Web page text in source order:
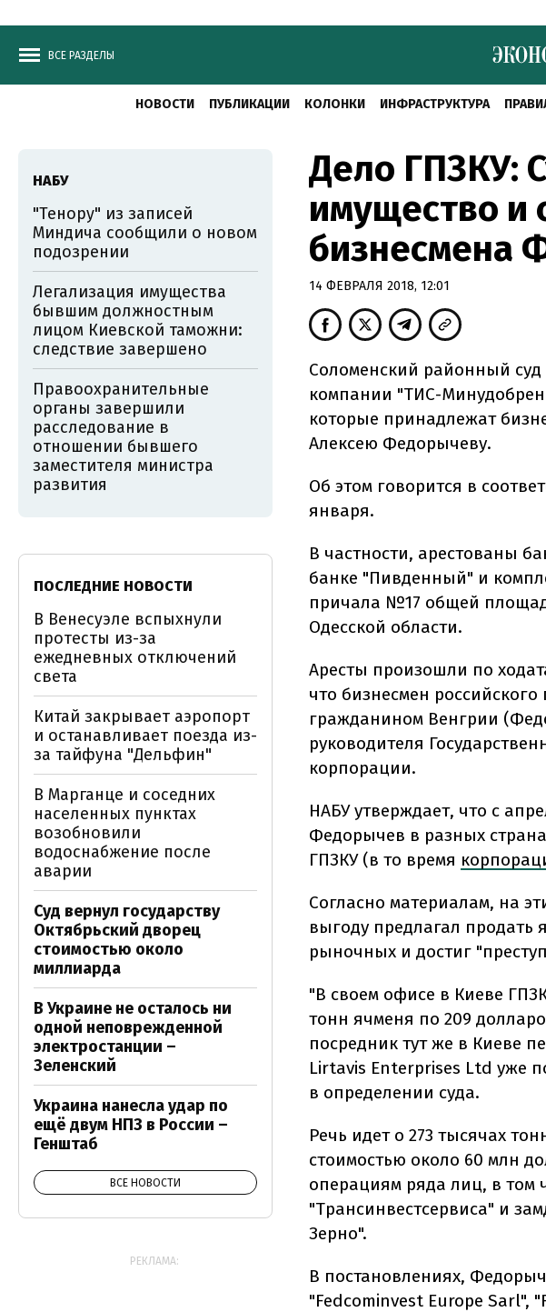
ВСЕ РАЗДЕЛЫ
НОВОСТИ ПУБЛИКАЦИИ КОЛОНКИ ИНФРАСТРУКТУРА
Дело ГПЗКУ:
имущество и
бизнесмена
14 ФЕВРАЛЯ 2018, 12:01
Соломенский районный
компании "ТИС-
которые принадлежат
Алексею Федорычеву.
Об этом говорится в
января.
В частности, арестованы
банке "Пивденный" и
причала №17 общей
Одесской области.
Аресты произошли по
что бизнесмен
гражданином Венгрии
руководителя
корпорации.
НАБУ утверждает, что с
Федорычев в разных
ГПЗКУ (в то время
Согласно материалам, на
выгоду предлагал
рыночных и достиг
"В своем офисе в Киеве
тонн ячменя по 209
посредник тут же в Киеве
Lirtavis Enterprises Ltd уже
в определении суда.
Речь идет о 273 тысячах
стоимостью около 60 млн
операциям ряда лиц, в том
"Трансинвестсервиса" и
Зерно".
В постановлениях,
"Fedcominvest Europe Sarl",
НАБУ
"Тенору" из записей
Миндича сообщили о новом
подозрении
Легализация имущества
бывшим должностным
лицом Киевской таможни:
следствие завершено
Правоохранительные
органы завершили
расследование в
отношении бывшего
заместителя министра
развития
ПОСЛЕДНИЕ НОВОСТИ
В Венесуэле вспыхнули
протесты из-за
ежедневных отключений
света
Китай закрывает аэропорт
и останавливает поезда из-
за тайфуна "Дельфин"
В Марганце и соседних
населенных пунктах
возобновили
водоснабжение после
аварии
Суд вернул государству
Октябрьский дворец
стоимостью около
миллиарда
В Украине не осталось ни
одной неповрежденной
электростанции –
Зеленский
Украина нанесла удар по
ещё двум НПЗ в России –
Генштаб
ВСЕ НОВОСТИ
РЕКЛАМА: